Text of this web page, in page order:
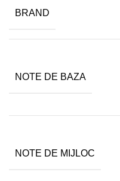
BRAND
NOTE DE BAZA
NOTE DE MIJLOC